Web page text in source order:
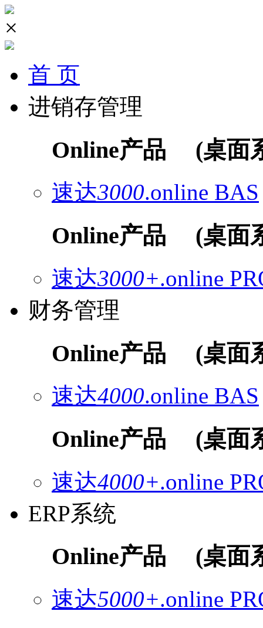
×
首 页
进销存管理
Online产品 (桌面
速达3000.online BAS
Online产品 (桌面
速达3000+.online
财务管理
Online产品 (桌面
速达4000.online BAS
Online产品 (桌面
速达4000+.online
ERP系统
Online产品 (桌面
速达5000+.online